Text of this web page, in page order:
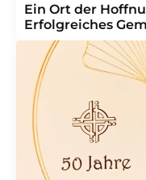
Ein Ort der
Erfolgreiches